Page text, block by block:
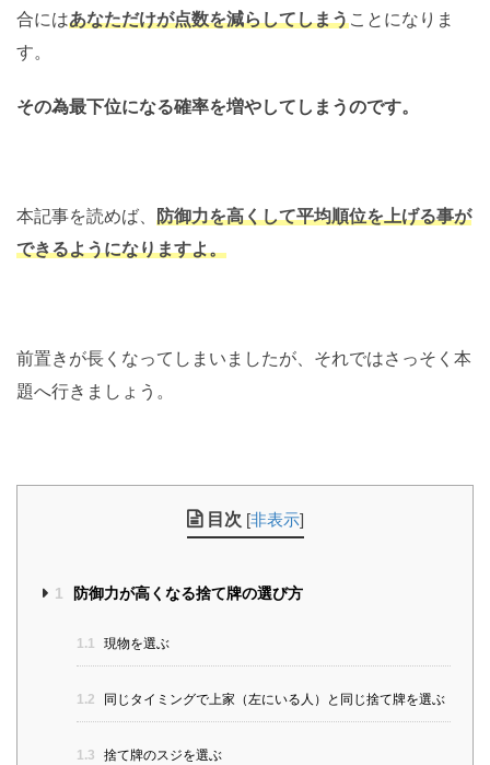
合にはあなただけが点数を減らしてしまうことになりま
す。
その為最下位になる確率を増やしてしまうのです。
本記事を読めば、 防御力を高くして平均順位を上げる事が
できるようになりますよ。
前置きが長くなってしまいましたが、それではさっそく本
題へ行きましょう。
目次 [非表示]
1 防御力が高くなる捨て牌の選び方
1.1 現物を選ぶ
1.2 同じタイミングで上家（左にいる人）と同じ捨て牌を選ぶ
1.3 捨て牌のスジを選ぶ